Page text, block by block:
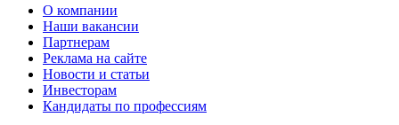
О компании
Наши вакансии
Партнерам
Реклама на сайте
Новости и статьи
Инвесторам
Кандидаты по профессиям